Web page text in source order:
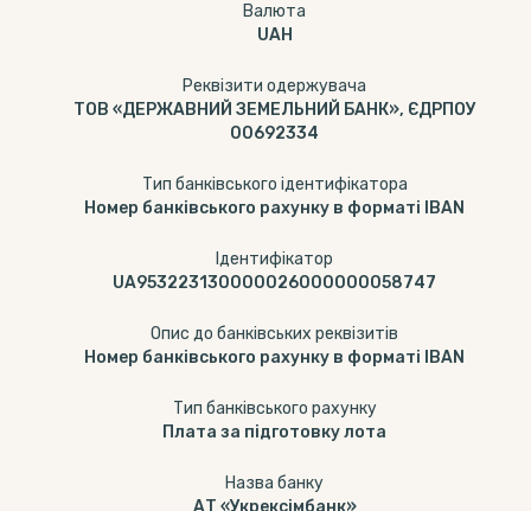
Валюта
UAH
Реквізити одержувача
ТОВ «ДЕРЖАВНИЙ ЗЕМЕЛЬНИЙ БАНК», ЄДРПОУ
00692334
Тип банківського ідентифікатора
Номер банківського рахунку в форматі IBAN
Ідентифікатор
UA953223130000026000000058747
Опис до банківських реквізитів
Номер банківського рахунку в форматі IBAN
Тип банкiвського рахунку
Плата за підготовку лота
Назва банку
АТ «Укрексімбанк»